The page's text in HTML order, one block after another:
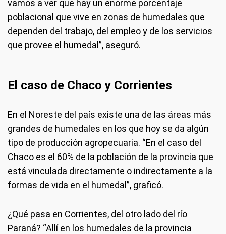
vamos a ver que hay un enorme porcentaje
poblacional que vive en zonas de humedales que
dependen del trabajo, del empleo y de los servicios
que provee el humedal”, aseguró.
El caso de Chaco y Corrientes
En el Noreste del país existe una de las áreas más
grandes de humedales en los que hoy se da algún
tipo de producción agropecuaria. “En el caso del
Chaco es el 60% de la población de la provincia que
está vinculada directamente o indirectamente a la
formas de vida en el humedal”, graficó.
¿Qué pasa en Corrientes, del otro lado del río
Paraná? “Allí en los humedales de la provincia